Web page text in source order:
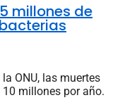
millones de
ONU, las muertes
millones por año.